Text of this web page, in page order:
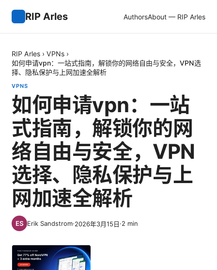
RIP Arles AuthorsAbout — RIP Arles
RIP Arles › VPNs ›
如何申请vpn：一站式指南，解锁你的网络自由与安全，VPN选
择、隐私保护与上网加速全解析
VPNS
如何申请vpn：一站
式指南，解锁你的网
络自由与安全，VPN
选择、隐私保护与上
网加速全解析
Erik Sandstrom·2026年3月15日·2 min